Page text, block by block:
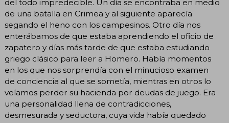
del todo impredecible. Un día se encontraba en medio
de una batalla en Crimea y al siguiente aparecía
segando el heno con los campesinos. Otro día nos
enterábamos de que estaba aprendiendo el oficio de
zapatero y días más tarde de que estaba estudiando
griego clásico para leer a Homero. Había momentos
en los que nos sorprendía con el minucioso examen
de conciencia al que se sometía, mientras en otros lo
veíamos perder su hacienda por deudas de juego. Era
una personalidad llena de contradicciones,
desmesurada y seductora, cuya vida había quedado